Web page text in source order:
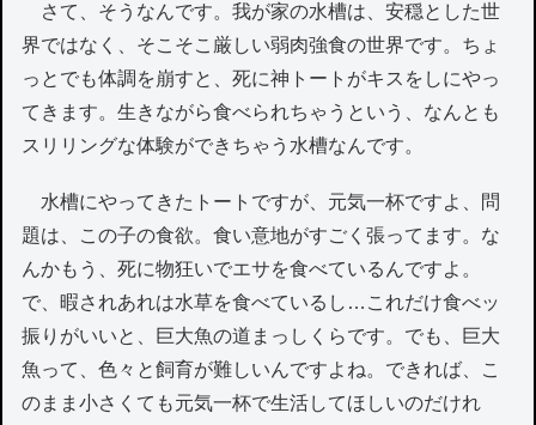
さて、そうなんです。我が家の水槽は、安穏とした世
界ではなく、そこそこ厳しい弱肉強食の世界です。ちょ
っとでも体調を崩すと、死に神トートがキスをしにやっ
てきます。生きながら食べられちゃうという、なんとも
スリリングな体験ができちゃう水槽なんです。
水槽にやってきたトートですが、元気一杯ですよ、問
題は、この子の食欲。食い意地がすごく張ってます。な
んかもう、死に物狂いでエサを食べているんですよ。
で、暇されあれは水草を食べているし…これだけ食べッ
振りがいいと、巨大魚の道まっしくらです。でも、巨大
魚って、色々と飼育が難しいんですよね。できれば、こ
のまま小さくても元気一杯で生活してほしいのだけれ